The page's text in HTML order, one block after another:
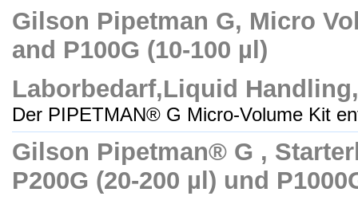
Gilson Pipetman G, Micro
and P100G (10-100 µl)
Laborbedarf,Liquid
Der PIPETMAN® G Micro-Volume Kit
Gilson Pipetman® G ,
P200G (20-200 µl) und